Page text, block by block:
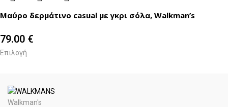
Μαύρο δερμάτινο casual με γκρι σόλα, Walkman’s
79.00 €
Επιλογή
Walkman's